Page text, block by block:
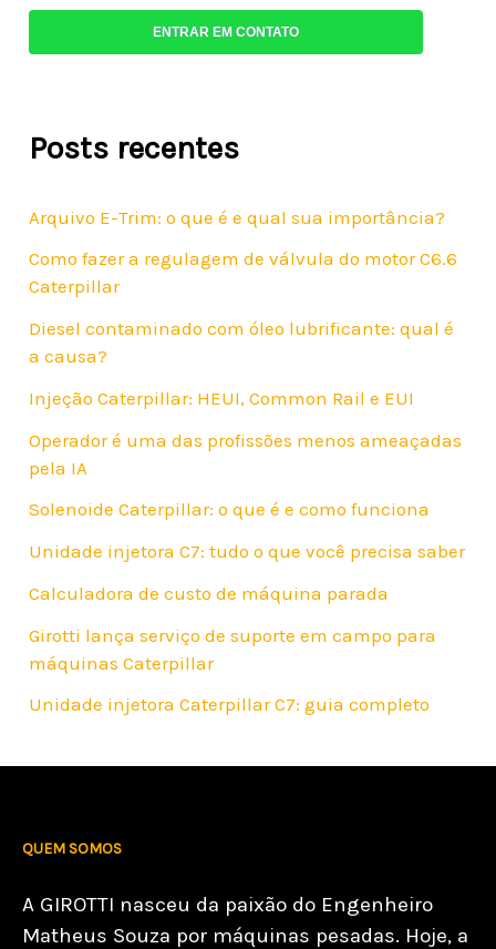
ENTRAR EM CONTATO
Posts recentes
Arquivo E-Trim: o que é e qual sua importância?
Como fazer a regulagem de válvula do motor C6.6
Caterpillar
Diesel contaminado com óleo lubrificante: qual é
a causa?
Injeção Caterpillar: HEUI, Common Rail e EUI
Operador é uma das profissões menos ameaçadas
pela IA
Solenoide Caterpillar: o que é e como funciona
Unidade injetora C7: tudo o que você precisa saber
Calculadora de custo de máquina parada
Girotti lança serviço de suporte em campo para
máquinas Caterpillar
Unidade injetora Caterpillar C7: guia completo
QUEM SOMOS
A GIROTTI nasceu da paixão do Engenheiro
Matheus Souza por máquinas pesadas. Hoje, a